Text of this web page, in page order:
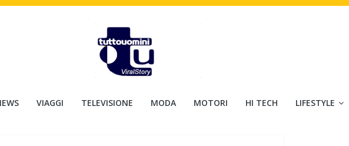
VIAGGI TELEVISIONE MODA MOTORI HI TECH LIFESTYLE